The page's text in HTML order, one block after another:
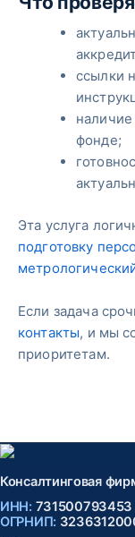
ссылки
фонде;
Эта услуга
подготовку
Если задача
контакты, и мы
приоритетам.
Консалтинговая
ИНН: 731500793453
ОГРНИП: